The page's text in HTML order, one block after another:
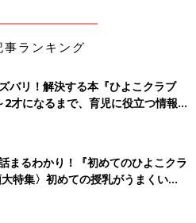
ランキング
バリ！解決する本『ひよこクラブ
才になるまで、育児に役立つ情報が
まるわかり！『初めてのひよこクラ
特集〉初めての授乳がうまくい
ルクの基本と夏のトラブル 解決テ